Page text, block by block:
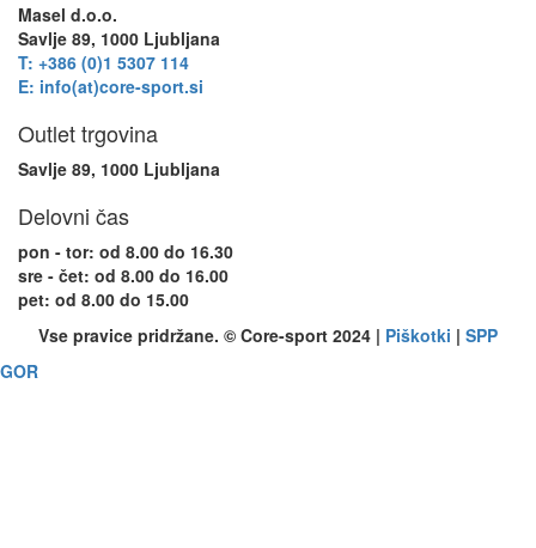
Masel d.o.o.
Savlje 89, 1000 Ljubljana
T: +386 (0)1 5307 114
E: info(at)core-sport.si
Outlet trgovina
Savlje 89, 1000 Ljubljana
Delovni čas
pon - tor: od 8.00 do 16.30
sre - čet: od 8.00 do 16.00
pet: od 8.00 do 15.00
Vse pravice pridržane. © Core-sport 2024 | Piškotki | SPP
GOR